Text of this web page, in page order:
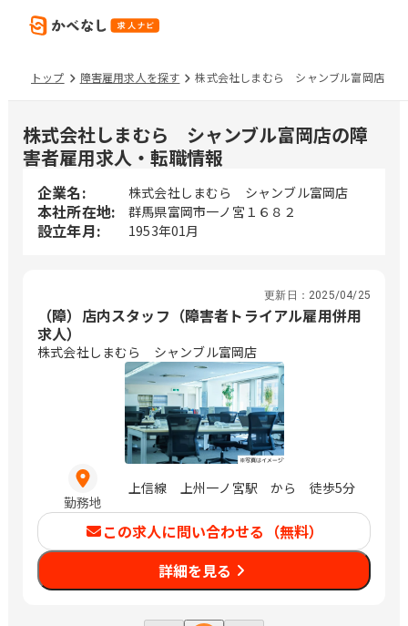
トップ 障害雇用求人を探す 株式会社しまむら シャンブル富岡店
株式会社しまむら シャンブル富岡店の障
害者雇用求人・転職情報
企業名: 株式会社しまむら シャンブル富岡店
本社所在地: 群馬県富岡市一ノ宮１６８２
設立年月: 1953年01月
更新日： 2025/04/25
（障）店内スタッフ（障害者トライアル雇用併用
求人）
株式会社しまむら シャンブル富岡店
勤務地
上信線 上州一ノ宮駅 から 徒歩5分
この求人に問い合わせる（無料）
詳細を見る